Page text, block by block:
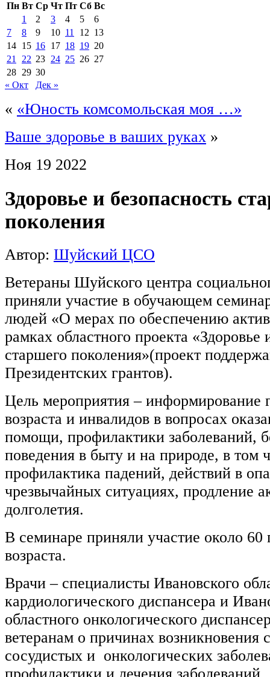
Пн Вт Ср Чт Пт Сб Вс
1
2 3 4 5
6
7
8 9 10 11 12 13
14 15 16 17 18 19 20
21 22 23 24 25 26 27
28 29 30
« Окт
Дек »
« «Юность комсомольская моя …»
Ваше здоровье в ваших руках »
Ноя 19 2022
Здоровье и безопасность
поколения
Автор: Шуйский ЦСО
Ветераны Шуйского центра
приняли участие в обучающем
людей «О мерах по обеспечению
рамках областного проекта «Здоровье
старшего поколения»(проект
Президентских грантов).
Цель мероприятия – информирование
возраста и инвалидов в вопросах
помощи, профилактики заболеваний,
поведения в быту и на природе, в том
профилактика падений, действий в
чрезвычайных ситуациях, продление
долголетия.
В семинаре приняли участие около 60
возраста.
Врачи – специалисты Ивановского
кардиологического диспансера и
областного онкологического
ветеранам о причинах возникновения
сосудистых и онкологических